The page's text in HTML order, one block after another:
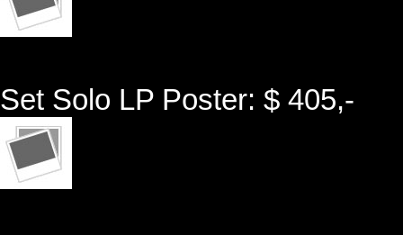
Set Solo LP Poster: $ 405,-